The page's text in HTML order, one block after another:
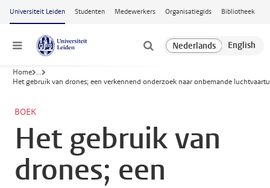
Ga naar hoofdinhoud
Universiteit Leiden Studenten Medewerkers Organisatiegids Bibliotheek
Menu
Home ...
Het gebruik van drones; een verkennend onderzoek naar onbemande
BOEK
Het gebruik van
drones; een